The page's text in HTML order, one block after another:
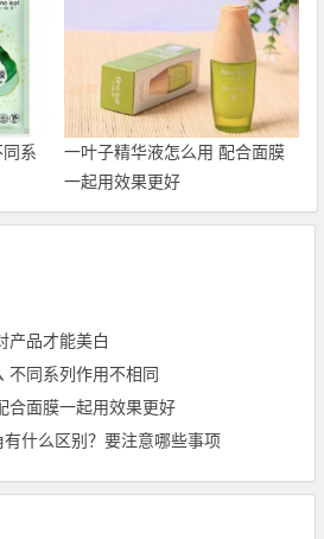
系
一叶子精华液怎么用 配合面膜
一起用效果更好
产品才能美白
不同系列作用不相同
合面膜一起用效果更好
什么区别？要注意哪些事项